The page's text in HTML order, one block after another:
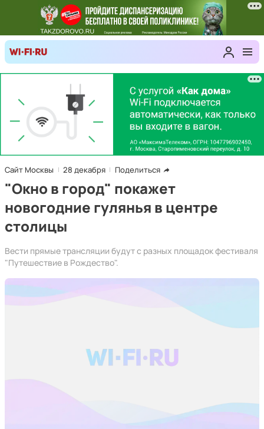
Сайт Москвы 28 декабря Поделиться
"Окно в город" покажет
новогодние гулянья в центре
столицы
Вести прямые трансляции будут с разных площадок фестиваля
"Путешествие в Рождество".